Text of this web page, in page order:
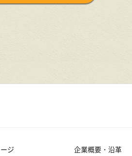
ジ
企業概要・沿革